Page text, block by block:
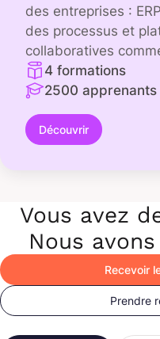
des entreprises :
des processus et
collaboratives
4 formations
2500
Découvrir
Vous avez
Nous
Recevoir
Prendre